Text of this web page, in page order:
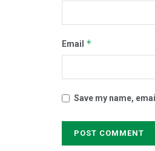
Email *
Save my name,